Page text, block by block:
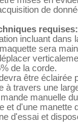
de
requises:
incluant dans
sera
de la corde.
être éclairée
à travers une
manuelle
et d'une manette
d'essai et